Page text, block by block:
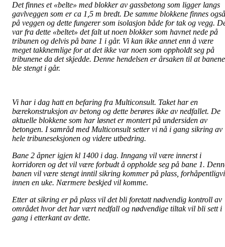
Det finnes et «belte» med blokker av gassbetong som ligger langs
gavlveggen som er ca 1,5 m bredt. De samme blokkene finnes også
på veggen og dette fungerer som isolasjon både for tak og vegg.
var fra dette «beltet» det falt ut noen blokker som havnet nede på
tribunen og delvis på bane 1 i går. Vi kan ikke annet enn å være
meget takknemlige for at det ikke var noen som oppholdt seg på
tribunene da det skjedde. Denne hendelsen er årsaken til at banene
ble stengt i går.
Vi har i dag hatt en befaring fra Multiconsult. Taket har en
bærekonstruksjon av betong og dette berøres ikke av nedfallet. De
aktuelle blokkene som har løsnet er montert på undersiden av
betongen. I samråd med Multiconsult setter vi nå i gang sikring av
hele tribuneseksjonen og videre utbedring.
Bane 2 åpner igjen kl 1400 i dag. Inngang vil være innerst i
korridoren og det vil være forbudt å oppholde seg på bane 1.
banen vil være stengt inntil sikring kommer på plass,
innen en uke. Nærmere beskjed vil komme.
Etter at sikring er på plass vil det bli foretatt nødvendig kontroll av
området hvor det har vært nedfall og nødvendige tiltak vil bli sett i
gang i etterkant av dette.